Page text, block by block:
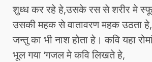
शुध्ध कर रहे हे,उसके रस से शरीर मे
उसकी महक से वातावरण महक उठता
जन्तु का भी नाश होता हे। कवि यहा
भूल गया ‘गजल मे कवि लिखते हे,